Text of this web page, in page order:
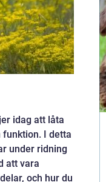
idag att låta
I detta
under ridning
att vara
och hur du